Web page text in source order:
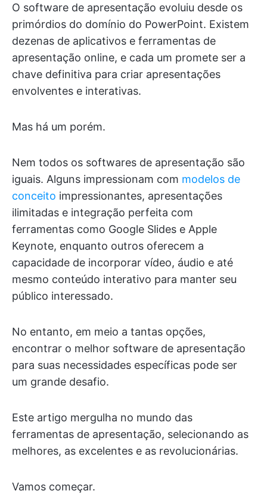
O software de apresentação evoluiu desde os
primórdios do domínio do PowerPoint. Existem
dezenas de aplicativos e ferramentas de
apresentação online, e cada um promete ser a
chave definitiva para criar apresentações
envolventes e interativas.
Mas há um porém.
Nem todos os softwares de apresentação são
iguais. Alguns impressionam com modelos de
conceito impressionantes, apresentações
ilimitadas e integração perfeita com
ferramentas como Google Slides e Apple
Keynote, enquanto outros oferecem a
capacidade de incorporar vídeo, áudio e até
mesmo conteúdo interativo para manter seu
público interessado.
No entanto, em meio a tantas opções,
encontrar o melhor software de apresentação
para suas necessidades específicas pode ser
um grande desafio.
Este artigo mergulha no mundo das
ferramentas de apresentação, selecionando as
melhores, as excelentes e as revolucionárias.
Vamos começar.